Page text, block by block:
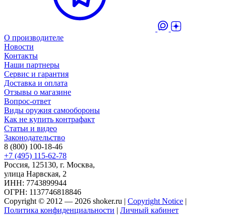
О производителе
Новости
Контакты
Наши партнеры
Сервис и гарантия
Доставка и оплата
Отзывы о магазине
Вопрос-ответ
Виды оружия самообороны
Как не купить контрафакт
Статьи и видео
Законодательство
8 (800) 100-18-46
+7 (495) 115-62-78
Россия, 125130, г. Москва,
улица Нарвская, 2
ИНН: 7743899944
ОГРН: 1137746818846
Copyright © 2012 — 2026 shoker.ru | Copyright Notice |
Политика конфиденциальности | Личный кабинет